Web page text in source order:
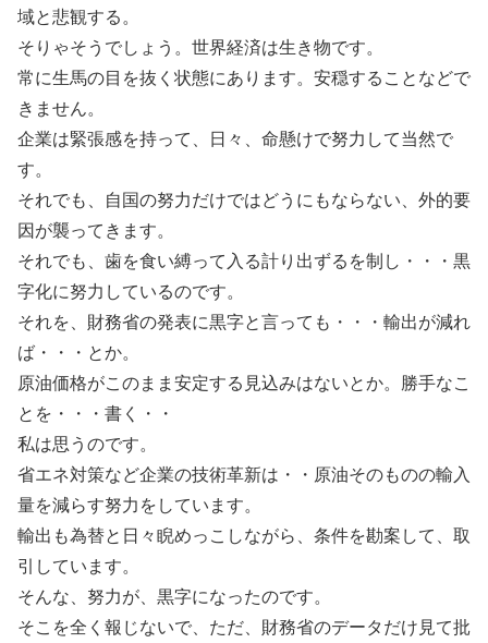
域と悲観する。
そりゃそうでしょう。世界経済は生き物です。
常に生馬の目を抜く状態にあります。安穏することなどで
きません。
企業は緊張感を持って、日々、命懸けで努力して当然で
す。
それでも、自国の努力だけではどうにもならない、外的要
因が襲ってきます。
それでも、歯を食い縛って入る計り出ずるを制し・・・黒
字化に努力しているのです。
それを、財務省の発表に黒字と言っても・・・輸出が減れ
ば・・・とか。
原油価格がこのまま安定する見込みはないとか。勝手なこ
とを・・・書く・・
私は思うのです。
省エネ対策など企業の技術革新は・・原油そのものの輸入
量を減らす努力をしています。
輸出も為替と日々睨めっこしながら、条件を勘案して、取
引しています。
そんな、努力が、黒字になったのです。
そこを全く報じないで、ただ、財務省のデータだけ見て批